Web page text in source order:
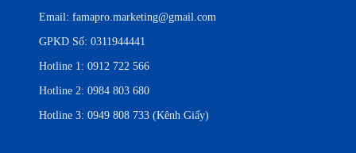
Email: famapro.marketing@gmail.com
GPKD Số: 0311944441
Hotline 1: 0912 722 566
Hotline 2: 0984 803 680
Hotline 3: 0949 808 733 (Kênh Giấy)